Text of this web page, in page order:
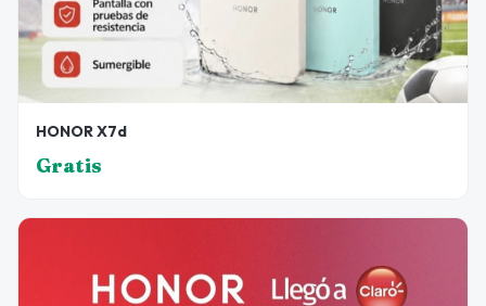
HONOR X7d
Gratis